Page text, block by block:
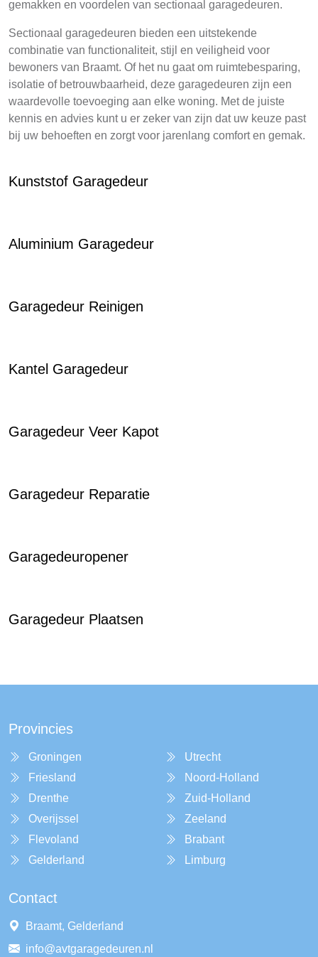
gemakken en voordelen van sectionaal garagedeuren.
Sectionaal garagedeuren bieden een uitstekende
combinatie van functionaliteit, stijl en veiligheid voor
bewoners van Braamt. Of het nu gaat om ruimtebesparing,
isolatie of betrouwbaarheid, deze garagedeuren zijn een
waardevolle toevoeging aan elke woning. Met de juiste
kennis en advies kunt u er zeker van zijn dat uw keuze past
bij uw behoeften en zorgt voor jarenlang comfort en gemak.
Kunststof Garagedeur
Aluminium Garagedeur
Garagedeur Reinigen
Kantel Garagedeur
Garagedeur Veer Kapot
Garagedeur Reparatie
Garagedeuropener
Garagedeur Plaatsen
Provincies
Groningen
Friesland
Drenthe
Overijssel
Flevoland
Gelderland
Utrecht
Noord-Holland
Zuid-Holland
Zeeland
Brabant
Limburg
Contact
Braamt, Gelderland
info@avtgaragedeuren.nl